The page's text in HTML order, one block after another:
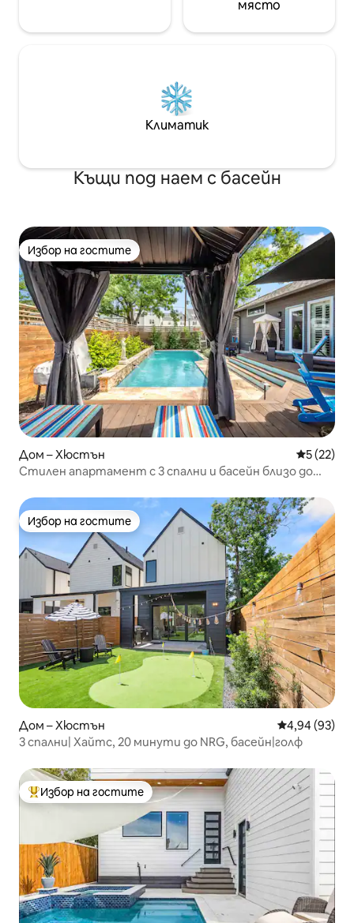
място
Климатик
Къщи под наем с басейн
Избор на гостите
Избор на гостите
Дом – Хюстън Средна
5 (22)
Стилен апартамент с 3 спални и басейн близо до
Избор на гостите
Избор на гостите
Дом – Хюстън Средна
4,94 (93)
3 спални| Хайтс, 20 минути до NRG, басейн|голф
Най-популярен избор на гостите
Избор на гостите